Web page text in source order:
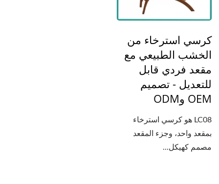
كرسي استرخاء من
الخشب الطبيعي مع
مقعد فردي قابل
للتعديل - تصميم
OEM وODM
LC08 هو كرسي استرخاء
بمقعد واحد، وجزء المقعد
مصمم كهيكل...